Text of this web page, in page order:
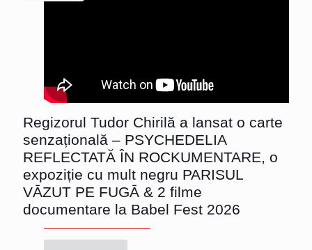
Regizorul Tudor Chirilă a lansat o carte
senzațională – PSYCHEDELIA
REFLECTATĂ ÎN ROCKUMENTARE, o
expoziție cu mult negru PARISUL
VĀZUT PE FUGĀ & 2 filme
documentare la Babel Fest 2026